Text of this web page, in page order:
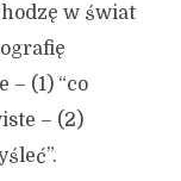
w świat
– (1) “co
– (2)